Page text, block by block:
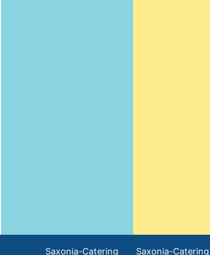
Saxonia-Catering Saxonia-